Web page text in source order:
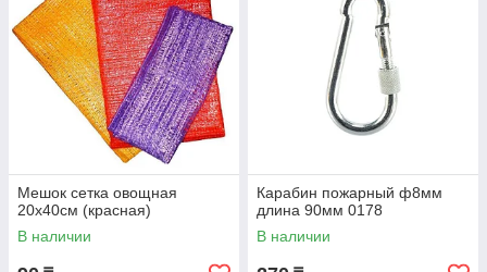
Мешок сетка овощная
20х40см (красная)
В наличии
Карабин пожарный ф8мм
длина 90мм 0178
В наличии